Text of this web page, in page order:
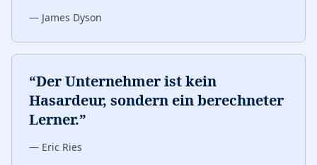
— James Dyson
“Der Unternehmer ist kein
Hasardeur, sondern ein berechneter
Lerner.”
— Eric Ries